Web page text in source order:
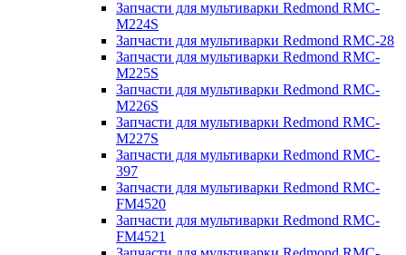
Запчасти для мультиварки Redmond RMC-
M224S
Запчасти для мультиварки Redmond RMC-28
Запчасти для мультиварки Redmond RMC-
M225S
Запчасти для мультиварки Redmond RMC-
M226S
Запчасти для мультиварки Redmond RMC-
M227S
Запчасти для мультиварки Redmond RMC-
397
Запчасти для мультиварки Redmond RMC-
FM4520
Запчасти для мультиварки Redmond RMC-
FM4521